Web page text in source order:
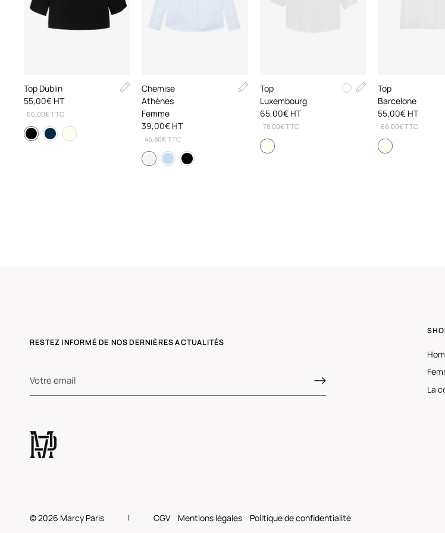
Top Dublin
55,00€ HT
66,00€ TTC
Chemise
Athènes
Femme
39,00€ HT
46,80€ TTC
Top
Luxembourg
65,00€ HT
78,00€ TTC
Top
Barcelone
55,00€ HT
66,00€ TTC
RESTEZ INFORMÉ DE NOS DERNIÈRES ACTUALITÉS
La
CGV Mentions légales Politique de confidentialité
|
© 2026 Marcy Paris